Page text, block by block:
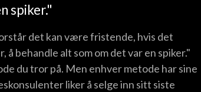
spiker."
det kan være fristende, hvis det
behandle alt som om det var en spiker."
du tror på. Men enhver metode har sine
liker å selge inn sitt siste